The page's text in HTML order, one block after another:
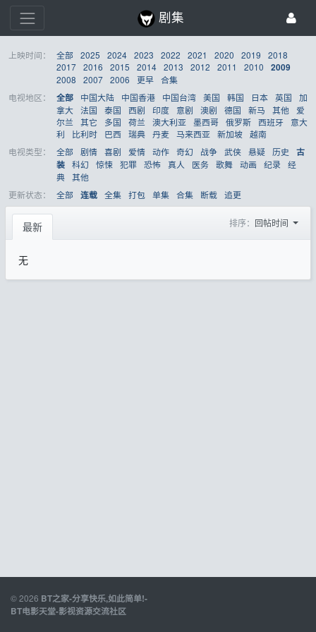
剧集
上映时间： 全部 2025 2024 2023 2022 2021 2020 2019
2018
2017 2016 2015 2014 2013 2012 2011 2010
2009
2008
2007 2006 更早 合集
电视地区：
全部 中国大陆 中国香港 中国台湾 美国 韩国 日本 英国
加
拿大 法国 泰国 西剧 印度 意剧 澳剧 德国 新马 其他
爱
尔兰
其它 多国 荷兰 澳大利亚 墨西哥 俄罗斯 西班牙
意大
利
比利时 巴西 瑞典 丹麦 马来西亚 新加坡 越南
电视类型：
全部 剧情 喜剧 爱情 动作 奇幻 战争 武侠 悬疑 历史
古
装 科幻 惊悚 犯罪 恐怖 真人 医务 歌舞 动画 纪录 经
典 其他
更新状态：
全部 连载 全集 打包 单集 合集 断载 追更
最新 排序： 回帖时间
无
© 2026 BT之家-分享快乐,如此简单!-
BT电影天堂-影视资源交流社区